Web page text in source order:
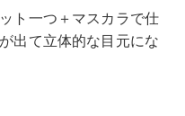
ト一つ＋マスカラで仕
出て立体的な目元にな